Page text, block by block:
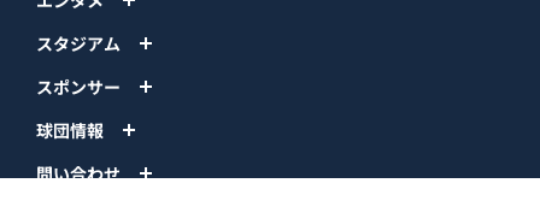
スタジアム
スポンサー
球団情報
問い合わせ